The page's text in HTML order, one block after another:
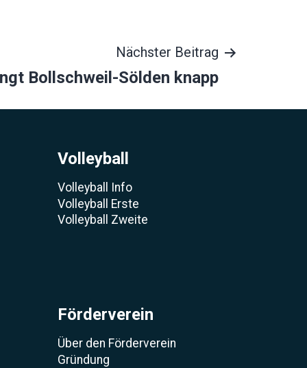
Nächster Beitrag
Bollschweil-Sölden knapp
Volleyball
Volleyball Info
Volleyball Erste
Volleyball Zweite
Förderverein
Über den Förderverein
Gründung